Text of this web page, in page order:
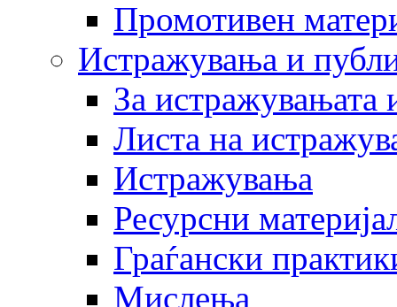
Промотивен
Истражувања и
За истражувањата
Листа на
Истражувања
Ресурсни
Граѓански
Мислења